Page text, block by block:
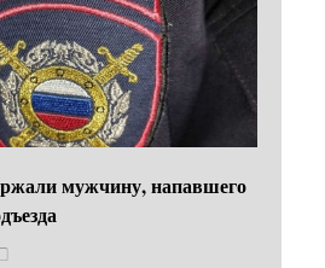
мужчину, напавшего